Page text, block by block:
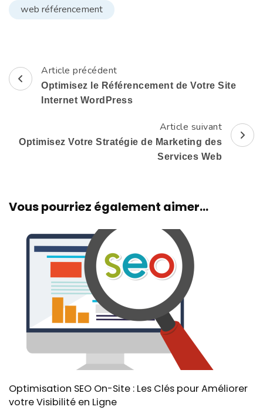
web référencement
Navigation
d'article
Article précédent
Optimisez le Référencement de Votre Site
Internet WordPress
Article suivant
Optimisez Votre Stratégie de Marketing des
Services Web
Vous pourriez également aimer...
Optimisation SEO On-Site : Les Clés pour Améliorer
votre Visibilité en Ligne